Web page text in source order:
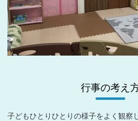
行事の考え
子どもひとりひとりの様子をよく観察